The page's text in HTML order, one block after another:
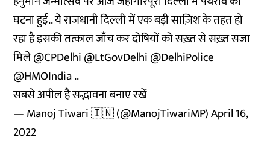
घटना हुई.. ये राजधानी दिल्ली में एक बड़ी साज़िश के तहत हो
रहा है इसकी तत्काल जाँच कर दोषियों को सख़्त से सख़्त सजा
मिले@CPDelhi@LtGovDelhi@DelhiPolice
@HMOIndia..
सबसे अपील है सद्भावना बनाए रखें
— Manoj Tiwari 🇮🇳 (@ManojTiwariMP)April 16,
2022